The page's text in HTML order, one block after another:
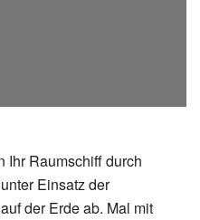
Ihr Raumschiff durch
Einsatz der
der Erde ab. Mal mit